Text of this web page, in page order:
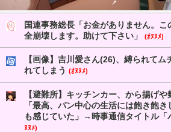
国連事務総長「お金がありません。こ
全崩壊します。助けて下さい」
(ｵﾇﾇﾒ)
【画像】吉川愛さん(26)、縛られてム
れてしまう (ｵﾇﾇﾒ)
【避難所】キッチンカー、から揚げ
「最高、パン中心の生活には飽き飽
も感じていた」→時事通信タイトル「
ﾇﾇﾒ)